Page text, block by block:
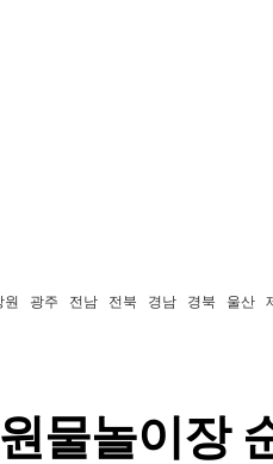
원 광주 전남 전북 경남 경북 울산
물놀이장